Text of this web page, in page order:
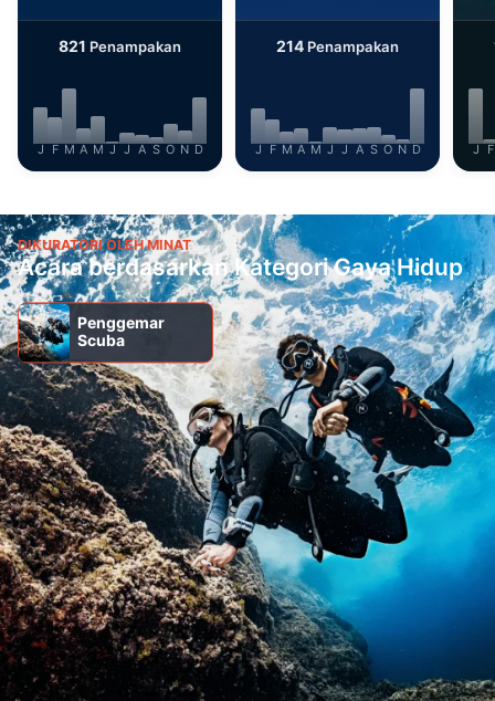
821 Penampakan
J F M A M J J A S O N D
214 Penampakan
J F M A M J J A S O N D J F
DIKURATORI OLEH MINAT
Acara berdasarkan Kategori Gaya Hidup
Penggemar
Scuba